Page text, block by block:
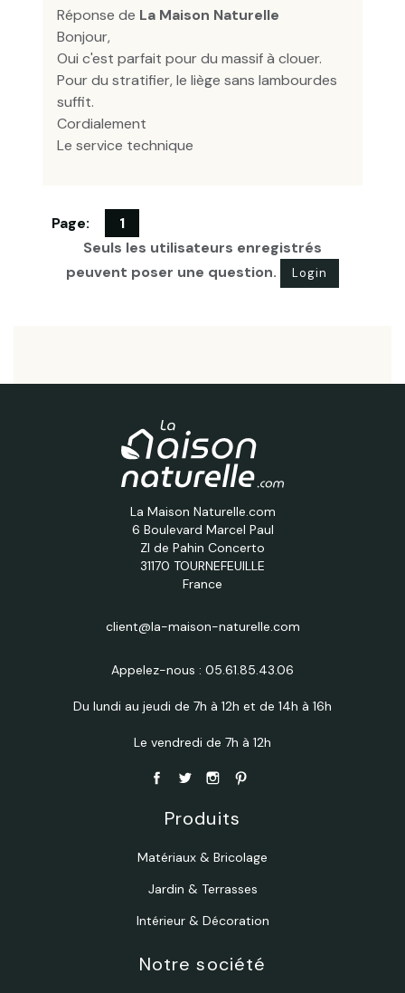
Réponse de La Maison Naturelle
Bonjour,
Oui c'est parfait pour du massif à clouer.
Pour du stratifier, le liège sans lambourdes
suffit.
Cordialement
Le service technique
Page:
1
Seuls les utilisateurs enregistrés
peuvent poser une question.
Login
La Maison Naturelle.com
6 Boulevard Marcel Paul
ZI de Pahin Concerto
31170 TOURNEFEUILLE
France
client@la-maison-naturelle.com
Appelez-nous : 05.61.85.43.06
Du lundi au jeudi de 7h à 12h et de 14h à 16h
Le vendredi de 7h à 12h
Produits
Matériaux & Bricolage
Jardin & Terrasses
Intérieur & Décoration
Notre société